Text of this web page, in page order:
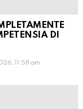
DI
11:58 am